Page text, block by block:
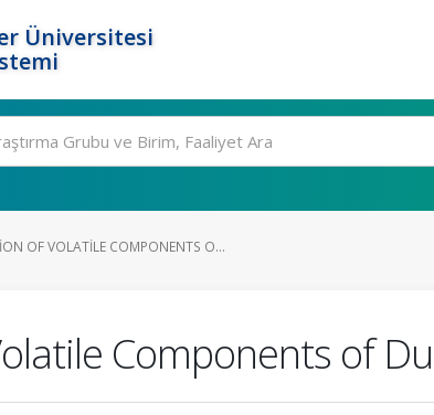
Üniversitesi
OF VOLATILE COMPONENTS O...
Components of